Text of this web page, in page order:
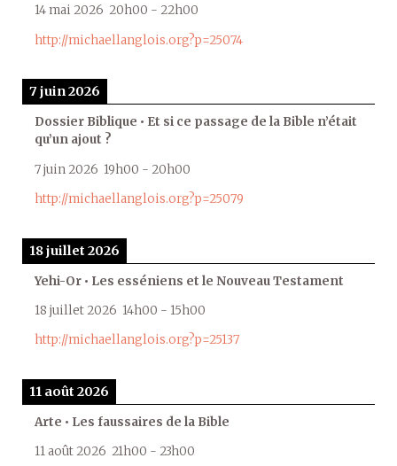
14 mai 2026 20h00 - 22h00
http://michaellanglois.org?p=25074
7 juin 2026
Dossier Biblique • Et si ce passage de la Bible n’était
qu’un ajout ?
7 juin 2026 19h00 - 20h00
http://michaellanglois.org?p=25079
18 juillet 2026
Yehi-Or • Les esséniens et le Nouveau Testament
18 juillet 2026 14h00 - 15h00
http://michaellanglois.org?p=25137
11 août 2026
Arte • Les faussaires de la Bible
11 août 2026 21h00 - 23h00